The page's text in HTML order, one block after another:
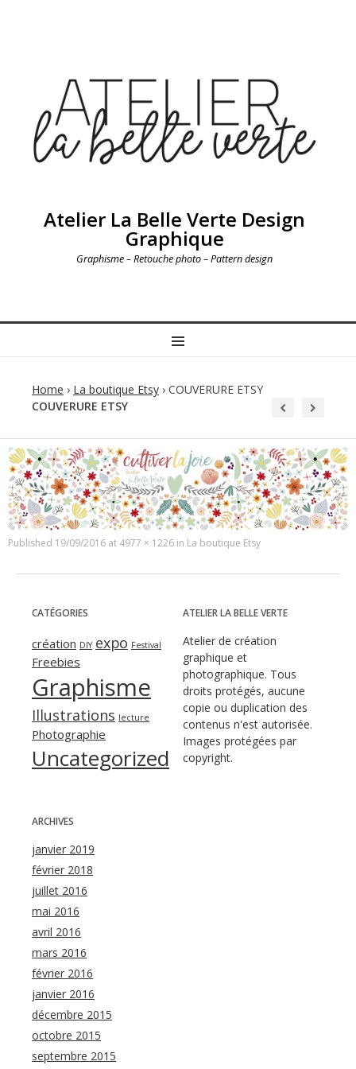
Atelier La Belle Verte Design
Graphique
Graphisme – Retouche photo – Pattern design
MENU
Home › La boutique Etsy › COUVERURE ETSY
COUVERURE ETSY
Published 19/09/2016 at 4977 × 1226 in La boutique Etsy
CATÉGORIES
création DIY expo Festival
Freebies
Graphisme
Illustrations lecture
Photographie
Uncategorized
ATELIER LA BELLE VERTE
Atelier de création
graphique et
photographique. Tous
droits protégés, aucune
copie ou duplication des
contenus n'est autorisée.
Images protégées par
copyright.
ARCHIVES
janvier 2019
février 2018
juillet 2016
mai 2016
avril 2016
mars 2016
février 2016
janvier 2016
décembre 2015
octobre 2015
septembre 2015